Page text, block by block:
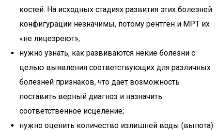
костей. На исходных стадиях развития этих болезней
конфигурации незначимы, потому рентген и МРТ их
«не лицезреют»;
нужно узнать, как развиваются некие болезни с
целью выявления соответствующих для различных
болезней признаков, что дает возможность
поставить верный диагноз и назначить
соответственное исцеление;
нужно оценить количество излишней воды (выпота)